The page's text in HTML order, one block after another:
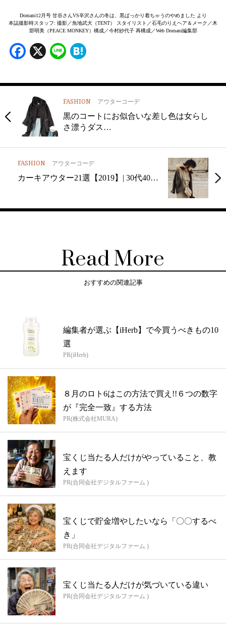
Domani12月号 甘谷さんVS辛沢さんの冬は、黒ばっかり着ちゃうのやめました より
本誌撮影時スタッフ: 撮影／魚地武大（TENT） スタイリスト／石毛のりえヘア＆メーク／木
部明美（PEACE MONKEY）構成／今村紗代子 再構成／Web Domani編集部
Facebook
X Line
FASHION アウターコーデ
黒のコートにお似合いな差し色は女らし
さ漂うダス…
FASHION アウターコーデ
カーキアウター21選【2019】| 30代40…
Read More
おすすめの関連記事
編集者が選ぶ【iHerb】で今買うべきもの10
選
PR(iHerb)
８月のロト6はこの方法で買え!!６つの数字
が『完全一致』する方法
PR(株式会社MURA)
宝くじ当たる人だけがやっていること、教
えます
PR(合同会社デジタルファーム )
宝くじで貯金増やしたいなら「〇〇するべ
き」
PR(合同会社デジタルファーム )
宝くじ当たる人だけが気づいている違い
PR(合同会社デジタルファーム )